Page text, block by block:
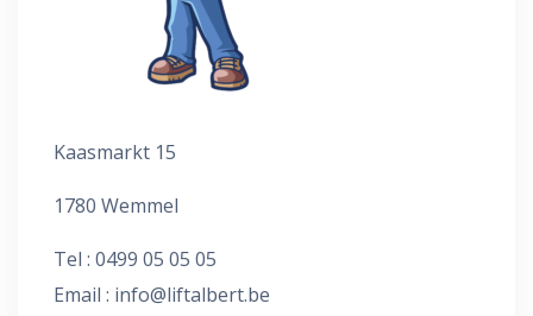
Kaasmarkt 15
1780 Wemmel
Tel : 0499 05 05 05
Email : info@liftalbert.be